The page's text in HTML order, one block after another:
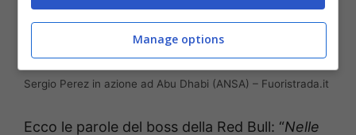
Sergio Perez in azione ad Abu Dhabi (ANSA) – Fuoristrada.it
Ecco le parole del boss della Red Bull: “Nelle
Manage options